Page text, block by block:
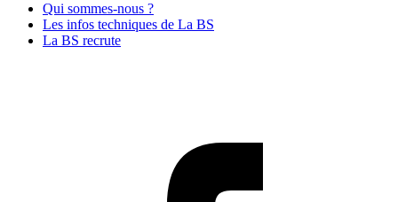
Qui sommes-nous ?
Les infos techniques de La BS
La BS recrute